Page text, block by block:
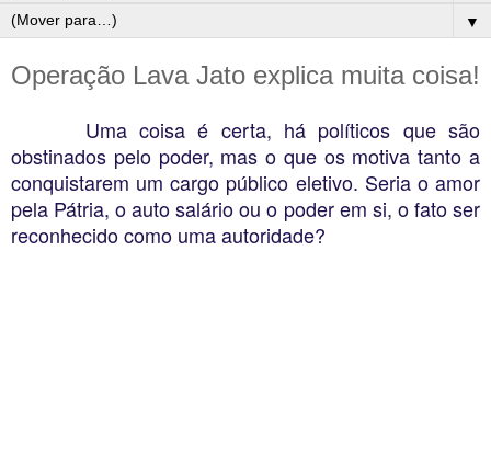
▼
Operação Lava Jato explica muita coisa!
Uma coisa é certa, há políticos que são
obstinados pelo poder, mas o que os motiva tanto a
conquistarem um cargo público eletivo. Seria o amor
pela Pátria, o auto salário ou o poder em si, o fato ser
reconhecido como uma autoridade?